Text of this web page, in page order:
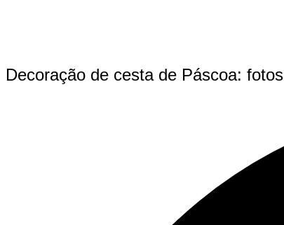
Decoração de cesta de Páscoa: fotos